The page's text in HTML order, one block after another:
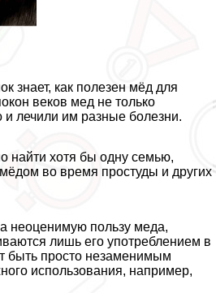
знает, как полезен мёд для
веков мед не только
и лечили им разные болезни.
найти хотя бы одну семью,
во время простуды и других
неоценимую пользу меда,
лишь его употрeблением в
быть просто незаменимым
использования, например,